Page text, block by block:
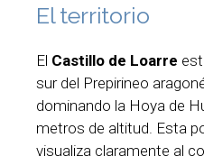
El territorio
El Castillo de Loarre
sur del Prepirineo
dominando la Hoya de
metros de altitud. Esta
visualiza claramente al